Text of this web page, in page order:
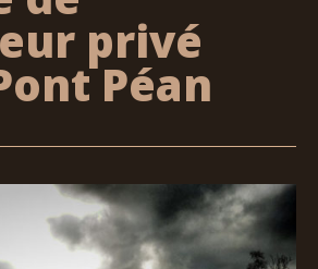
privé
Péan